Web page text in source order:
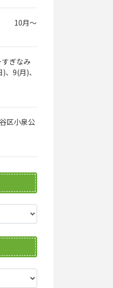
10月～
すぎなみ
月)、
区小泉公